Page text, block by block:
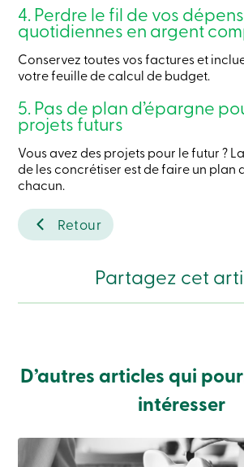
Connexion
Ma
Caisse
nous
sommes
sociale
Centres
services
Nous
Devenir
membre
Se
Services
ligne
-
Particuliers
4. Perdre le fil de vos
quotidiennes en argent
Conservez toutes vos factures et
votre feuille de calcul de budget.
5. Pas de plan d’épargne
projets futurs
Vous avez des projets pour le futur ?
de les concrétiser est de faire un plan
chacun.
Retour
Partagez cet
D’autres articles qui
intéresser